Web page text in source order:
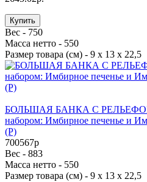
Купить
Вес - 750
Масса нетто - 550
Размер товара (см) - 9 х 13 х 22,5
БОЛЬШАЯ БАНКА С
набором: Имбирное печенье и
(Р)
700567p
Вес - 883
Масса нетто - 550
Размер товара (см) - 9 х 13 х 22,5